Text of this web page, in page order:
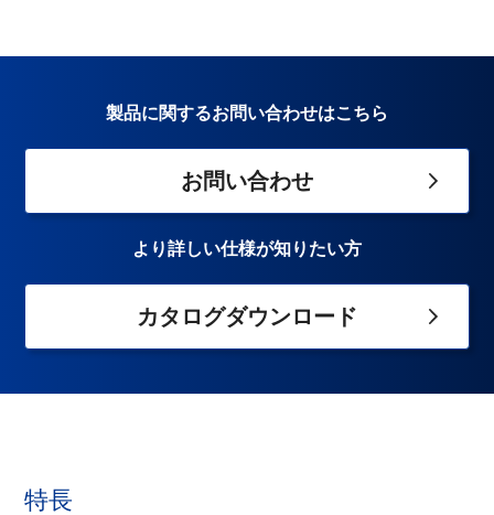
製品に関するお問い合わせはこちら
お問い合わせ
より詳しい仕様が知りたい方
カタログダウンロード
特長